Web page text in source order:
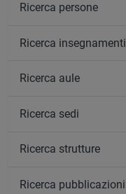
Ricerca persone
Ricerca insegnamenti
Ricerca aule
Ricerca sedi
Ricerca strutture
Ricerca pubblicazioni